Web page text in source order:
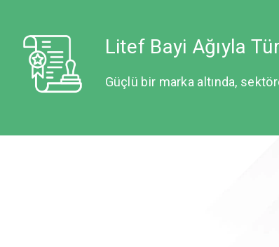
Litef Bayi Ağıyla
Güçlü bir marka altında,